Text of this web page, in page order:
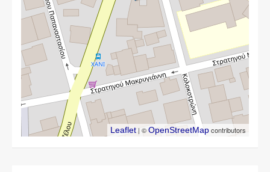
Leaflet | ©OpenStreetMapcontributors